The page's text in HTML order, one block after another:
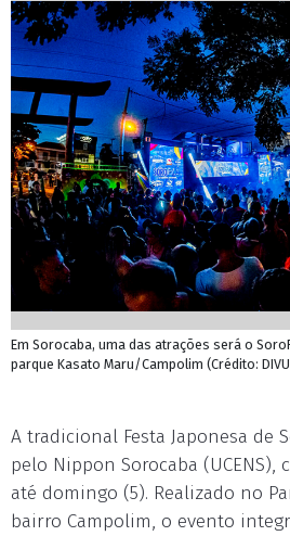
Em Sorocaba, uma das atrações será o
parque Kasato Maru/Campolim (Crédito:
A tradicional Festa Japonesa de
pelo Nippon Sorocaba (UCENS),
até domingo (5). Realizado no
bairro Campolim, o evento